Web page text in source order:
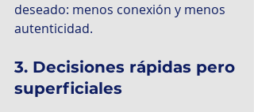
deseado: menos conexión y menos
autenticidad.
3. Decisiones rápidas pero
superficiales